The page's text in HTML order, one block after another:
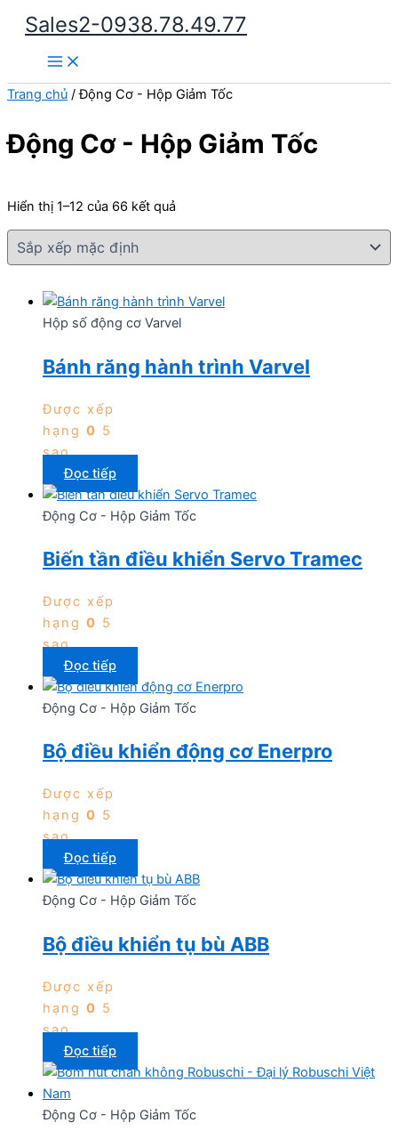
Nhảy
dung
Sales2-0938.78.49.77
Main
Menu
Trang chủ / Động Cơ - Hộp Giảm Tốc
Động Cơ - Hộp Giảm Tốc
Hiển thị 1–12 của 66 kết quả
Hộp số động cơ Varvel
Bánh răng hành trình Varvel
Được xếp
hạng 0 5
sao
Đọc tiếp
Động Cơ - Hộp Giảm Tốc
Biến tần điều khiển Servo Tramec
Được xếp
hạng 0 5
sao
Đọc tiếp
Động Cơ - Hộp Giảm Tốc
Bộ điều khiển động cơ Enerpro
Được xếp
hạng 0 5
sao
Đọc tiếp
Động Cơ - Hộp Giảm Tốc
Bộ điều khiển tụ bù ABB
Được xếp
hạng 0 5
sao
Đọc tiếp
Động Cơ - Hộp Giảm Tốc